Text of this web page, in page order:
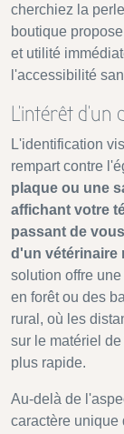
cherchiez la
boutique
et utilité
l'accessibilité
L'intérêt d'un
L'identification
rempart contre
plaque ou une
affichant votre
passant de
d'un vétérinaire
solution offre
en forêt ou des
rural, où les
sur le matériel
plus rapide.
Au-delà de
caractère unique